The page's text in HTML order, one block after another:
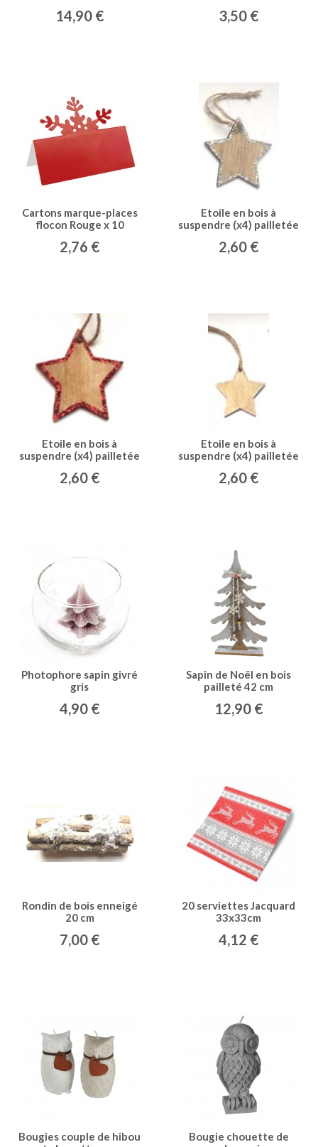
14,90 € 3,50 €
Cartons marque-places
flocon Rouge x 10
2,76 €
Etoile en bois à
suspendre (x4) pailletée
2,60 €
Etoile en bois à
suspendre (x4) pailletée
2,60 €
Etoile en bois à
suspendre (x4) pailletée
2,60 €
Photophore sapin givré
gris
4,90 €
Sapin de Noël en bois
pailleté 42 cm
12,90 €
Rondin de bois enneigé
20 cm
7,00 €
20 serviettes Jacquard
33x33cm
4,12 €
Bougies couple de hibou
Bougie chouette de